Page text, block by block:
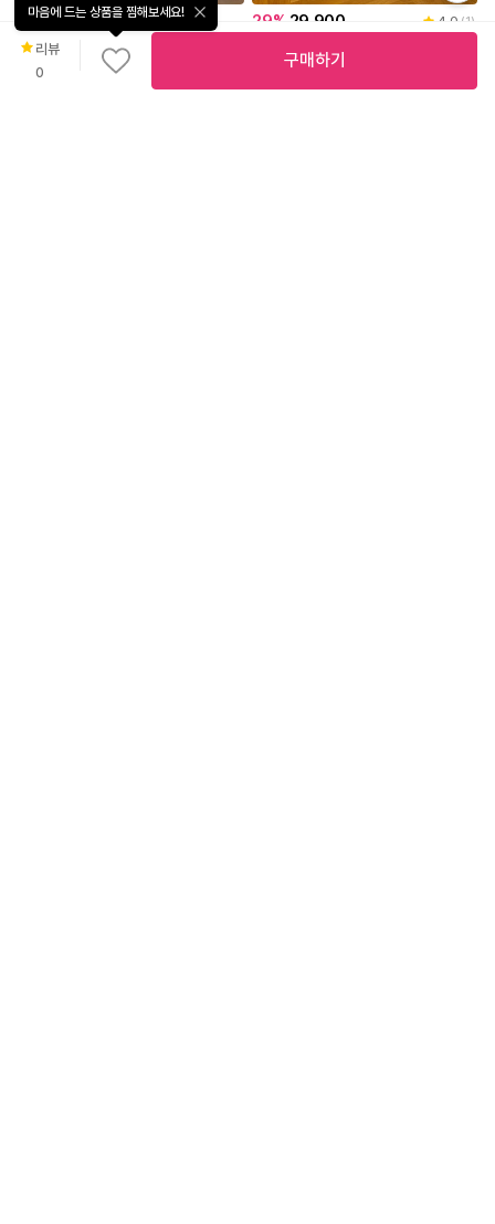
기본 티셔츠부터 셔츠, 블라우스까지
어떤 상의와도 깔끔하게 어우러져
높은 활용도를 자랑합니다.
50% 32,800
DD-601 브이넥 민소매 데님 원피스
29% 29,900 4.0 (1)
리뷰
0
마음에 드는 상품을 찜해보세요!
구매하기